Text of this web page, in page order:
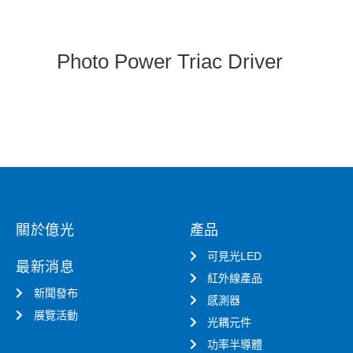
Photo Power Triac Driver
關於億光
最新消息
新聞發布
展覽活動
產品
可見光LED
紅外線產品
感測器
光耦元件
功率半導體